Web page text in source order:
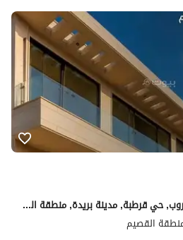
مكتب تجاري للإيجار في شارع حروب, حي قرطبة, مدينة بريدة, منطقة القصيم
القصيم